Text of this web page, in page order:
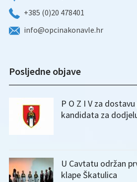
+385 (0)20 478401
info@opcinakonavle.hr
Posljedne objave
P O Z I V za
kandidata za
U Cavtatu održan
klape Škatulica